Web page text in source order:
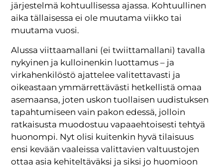
järjestelmä kohtuullisessa ajassa. Kohtuullinen
aika tällaisessa ei ole muutama viikko tai
muutama vuosi.
Alussa viittaamallani (ei twiittamallani) tavalla
nykyinen ja kulloinenkin luottamus – ja
virkahenkilöstö ajattelee valitettavasti ja
oikeastaan ymmärrettävästi hetkellistä omaa
asemaansa, joten uskon tuollaisen uudistuksen
tapahtumiseen vain pakon edessä, jolloin
ratkaisusta muodostuu vapaaehtoisesti tehtyä
huonompi. Nyt olisi kuitenkin hyvä tilaisuus
ensi kevään vaaleissa valittavien valtuustojen
ottaa asia kehiteltäväksi ja siksi jo huomioon